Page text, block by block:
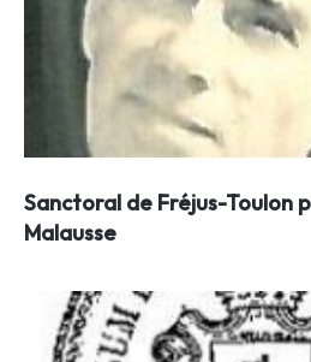
Sanctoral de Fréjus-Toulon
Malausse